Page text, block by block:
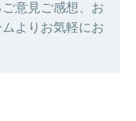
意見ご感想、お
よりお気軽にお